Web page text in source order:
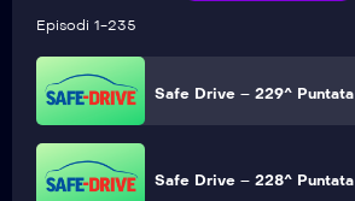
Episodi 1-235
Safe Drive – 230^ Puntata
Safe Drive – 229^ Puntata
Safe Drive – 228^ Puntata